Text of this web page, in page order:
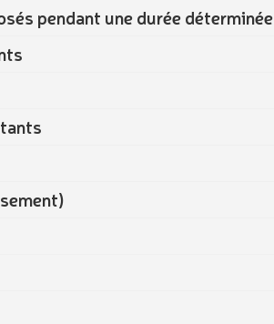
pendant une durée déterminée